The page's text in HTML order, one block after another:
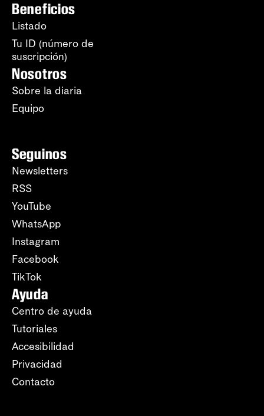
Beneficios
Listado
Tu ID (número de
suscripción)
Nosotros
Sobre la diaria
Equipo
Seguinos
Newsletters
RSS
YouTube
WhatsApp
Instagram
Facebook
TikTok
Ayuda
Centro de ayuda
Tutoriales
Accesibilidad
Privacidad
Contacto